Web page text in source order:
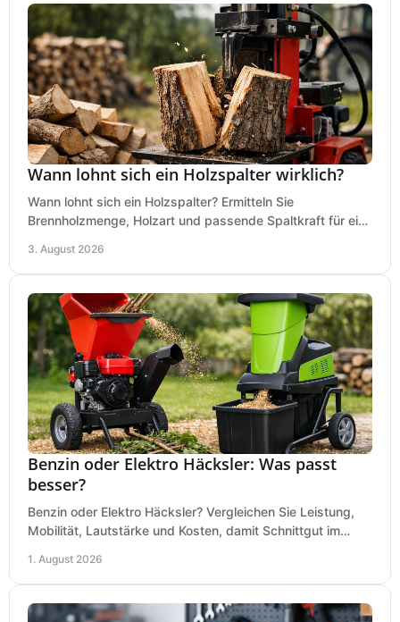
Wann lohnt sich ein Holzspalter wirklich?
Wann lohnt sich ein Holzspalter? Ermitteln Sie
Brennholzmenge, Holzart und passende Spaltkraft für eine
3. August 2026
Benzin oder Elektro Häcksler: Was passt
besser?
Benzin oder Elektro Häcksler? Vergleichen Sie Leistung,
Mobilität, Lautstärke und Kosten, damit Schnittgut im
1. August 2026